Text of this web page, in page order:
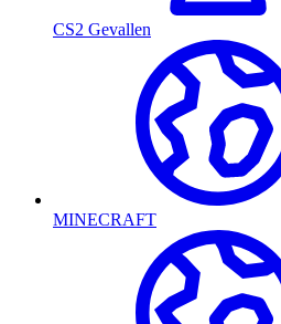
CS2 Gevallen
MINECRAFT